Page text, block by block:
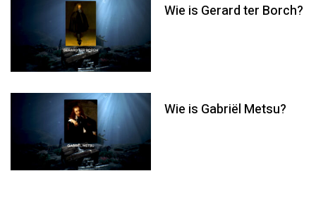
Wie is Gerard ter Borch?
Wie is Gabriël Metsu?